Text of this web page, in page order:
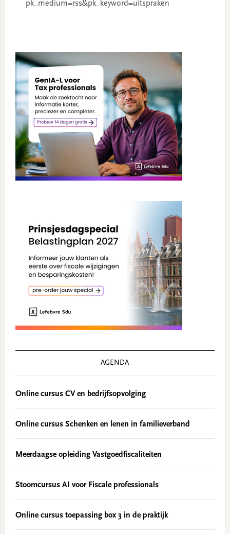
pk_medium=rss&pk_keyword=uitspraken
Sidebar
AGENDA
Online cursus CV en bedrijfsopvolging
Online cursus Schenken en lenen in familieverband
Meerdaagse opleiding Vastgoedfiscaliteiten
Stoomcursus AI voor Fiscale professionals
Online cursus toepassing box 3 in de praktijk